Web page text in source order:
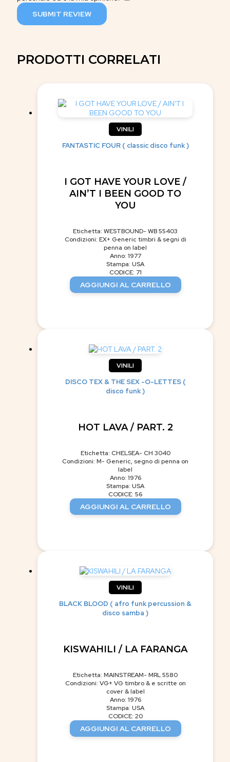
SUBMIT REVIEW
PRODOTTI CORRELATI
VINILI
FANTASTIC FOUR ( classic disco funk )
I GOT HAVE YOUR LOVE /
AIN’T I BEEN GOOD TO
YOU
Etichetta: WESTBOUND- WB 55403
Condizioni: EX+ Generic timbri & segni di
penna on label
Anno: 1977
Stampa: USA
CODICE: 71
AGGIUNGI AL CARRELLO
VINILI
DISCO TEX & THE SEX -O-LETTES (
disco funk )
HOT LAVA / PART. 2
Etichetta: CHELSEA- CH 3040
Condizioni: M- Generic, segno di penna on
label
Anno: 1976
Stampa: USA
CODICE: 56
AGGIUNGI AL CARRELLO
VINILI
BLACK BLOOD ( afro funk percussion &
disco samba )
KISWAHILI / LA FARANGA
Etichetta: MAINSTREAM- MRL 5580
Condizioni: VG+ VG timbro & e scritte on
cover & label
Anno: 1976
Stampa: USA
CODICE: 20
AGGIUNGI AL CARRELLO